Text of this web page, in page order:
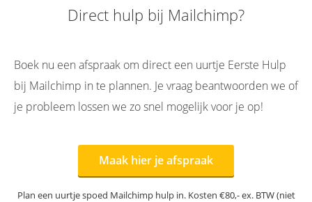
Direct hulp bij Mailchimp?
Boek nu een afspraak om direct een uurtje Eerste Hulp
bij Mailchimp in te plannen. Je vraag beantwoorden we of
je probleem lossen we zo snel mogelijk voor je op!
Maak hier je afspraak
Plan een uurtje spoed Mailchimp hulp in. Kosten €80,- ex. BTW (niet